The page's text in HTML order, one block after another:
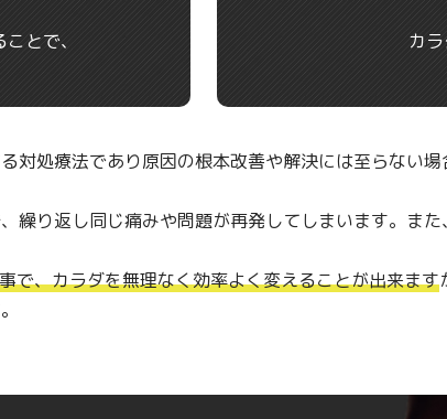
とで、
カ
処療法であり原因の根本改善や解決には至らない場
繰り返し同じ痛みや問題が再発してしまいます。ま
で、カラダを無理なく効率よく変えることが出来ます